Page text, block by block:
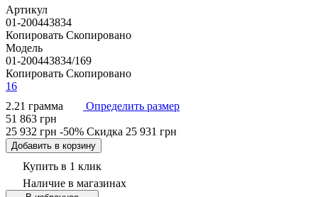
Артикул
01-200443834
Копировать Скопировано
Модель
01-200443834/169
Копировать Скопировано
16
2.21 грамма
Определить размер
51 863 грн
25 932 грн -50% Скидка 25 931 грн
Добавить в корзину
Купить в 1 клик
Наличие в магазинах